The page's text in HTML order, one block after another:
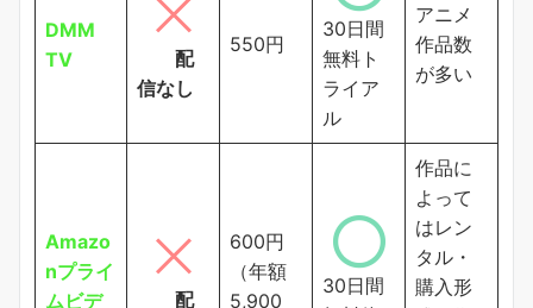
DMM
TV
配
信なし
550円
30日間
無料ト
ライア
ル
アニメ
作品数
が多い
Amazo
nプライ
ムビデ
配
600円
（年額
5,900
30日間
作品に
よって
はレン
タル・
購入形